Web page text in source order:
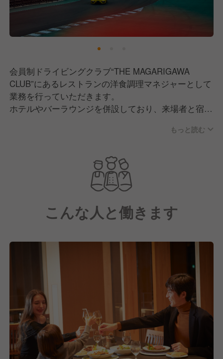
会員制ドライビングクラブ“THE MAGARIGAWA
CLUB”にあるレストランの洋食調理マネジャーとして
業務を行っていただきます。
ホテルやバーラウンジを併設しており、来場者と宿泊
人としての「理想のキャリア」を築いて頂きます。
もっと読む
こんな人と働きます